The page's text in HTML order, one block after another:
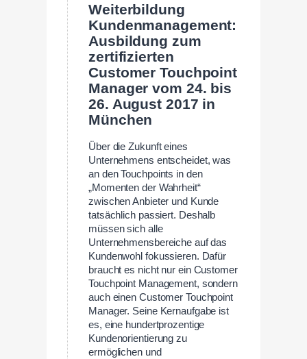
Weiterbildung
Kundenmanagement:
Ausbildung zum
zertifizierten
Customer Touchpoint
Manager vom 24. bis
26. August 2017 in
München
Über die Zukunft eines
Unternehmens entscheidet, was
an den Touchpoints in den
„Momenten der Wahrheit“
zwischen Anbieter und Kunde
tatsächlich passiert. Deshalb
müssen sich alle
Unternehmensbereiche auf das
Kundenwohl fokussieren. Dafür
braucht es nicht nur ein Customer
Touchpoint Management, sondern
auch einen Customer Touchpoint
Manager. Seine Kernaufgabe ist
es, eine hundertprozentige
Kundenorientierung zu
ermöglichen und